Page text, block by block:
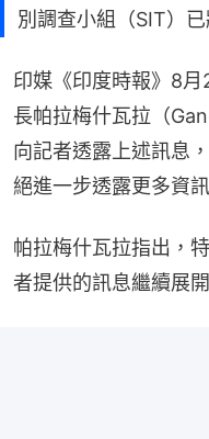
別調查小組（SIT）已
印媒《印度時報》8
長帕拉梅什瓦拉（
向記者透露上述訊息
絕進一步透露更多資訊
帕拉梅什瓦拉指出，
者提供的訊息繼續展